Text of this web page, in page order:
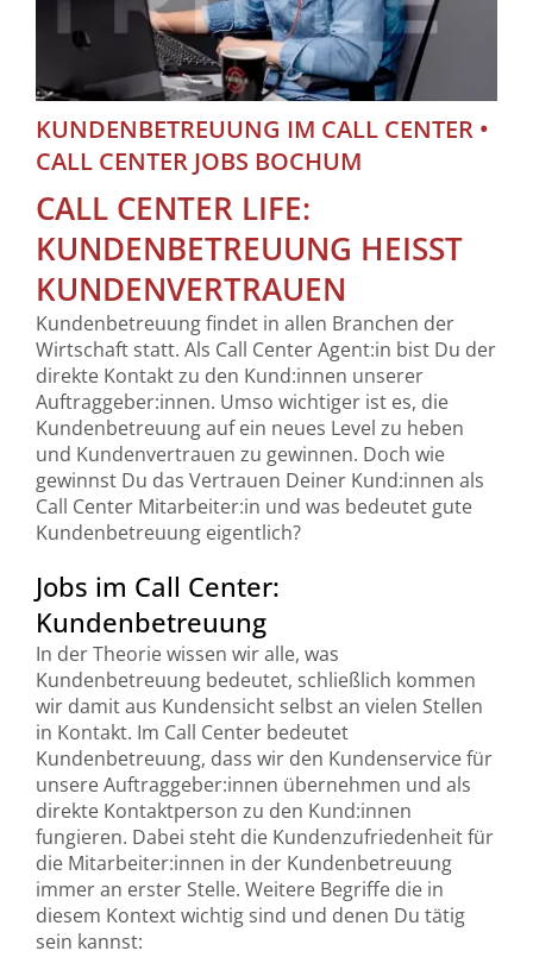
KUNDENBETREUUNG IM CALL CENTER •
CALL CENTER JOBS BOCHUM
CALL CENTER LIFE:
KUNDENBETREUUNG HEISST K
UNDENVERTRAUEN
Kundenbetreuung findet in allen Branchen der
Wirtschaft statt. Als Call Center Agent:in bist Du der
direkte Kontakt zu den Kund:innen unserer
Auftraggeber:innen. Umso wichtiger ist es, die
Kundenbetreuung auf ein neues Level zu heben
und Kundenvertrauen zu gewinnen. Doch wie
gewinnst Du das Vertrauen Deiner Kund:innen als
Call Center Mitarbeiter:in und was bedeutet gute
Kundenbetreuung eigentlich?
Jobs im Call Center:
Kundenbetreuung
In der Theorie wissen wir alle, was
Kundenbetreuung bedeutet, schließlich kommen
wir damit aus Kundensicht selbst an vielen Stellen
in Kontakt. Im Call Center bedeutet
Kundenbetreuung, dass wir den Kundenservice für
unsere Auftraggeber:innen übernehmen und als
direkte Kontaktperson zu den Kund:innen
fungieren. Dabei steht die Kundenzufriedenheit für
die Mitarbeiter:innen in der Kundenbetreuung
immer an erster Stelle. Weitere Begriffe die in
diesem Kontext wichtig sind und denen Du tätig
sein kannst: